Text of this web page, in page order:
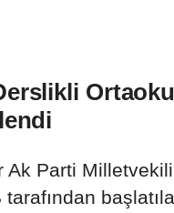
Ak Parti